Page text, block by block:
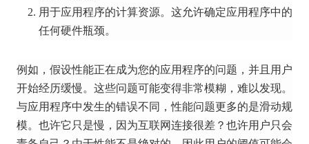
用于应用程序的计算资源。 这允许确定应用程序中的
任何硬件瓶颈。
例如，假设性能正在成为您的应用程序的问题，并且用户
开始经历缓慢。 这些问题可能变得非常模糊，难以发现。
与应用程序中发生的错误不同，性能问题更多的是滑动规
模。 也许它只是慢，因为互联网连接很差？ 也许用户只会